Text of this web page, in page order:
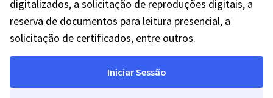
digitalizados, a solicitação de reproduções digitais, a
reserva de documentos para leitura presencial, a
solicitação de certificados, entre outros.
Iniciar Sessão